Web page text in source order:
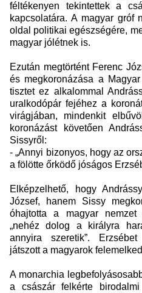
féltékenyen tekintettek a
kapcsolatára. A magyar gróf
oldal politikai egészségére,
magyar jólétnek is.
Ezután megtörtént Ferenc
és megkoronázása a
tisztet ez alkalommal
uralkodópár fejéhez a
virágjában, mindenkit
koronázást követően
Sissyről:
- „Annyi bizonyos, hogy az
a fölötte őrködő jóságos
Elképzelhető, hogy
József, hanem Sissy
óhajtotta a magyar nemzet
„nehéz dolog a királyra
annyira szeretik”.
játszott a magyarok
A monarchia
a császár felkérte